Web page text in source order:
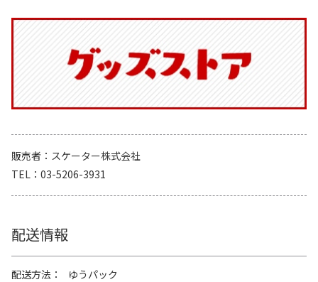
販売者
スケーター株式会社
TEL
03-5206-3931
配送情報
配送方法
ゆうパック